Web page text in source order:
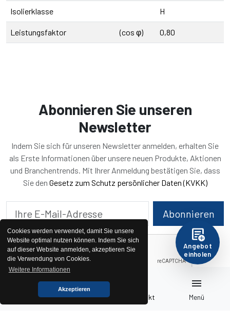
Cookies werden verwendet, damit Sie unsere
Website optimal nutzen können. Indem Sie sich
auf dieser Website anmelden, akzeptieren Sie
die Verwendung von Cookies.
Weitere Informationen
Akzeptieren
Isolierklasse H
Leistungsfaktor (cos φ) 0,80
add_notes
Angebot
einholen
Abonnieren Sie unseren
Newsletter
Indem Sie sich für unseren Newsletter anmelden, erhalten Sie
als Erste Informationen über unsere neuen Produkte, Aktionen
und Branchentrends. Mit Ihrer Anmeldung bestätigen Sie, dass
Sie den Gesetz zum Schutz persönlicher Daten (KVKK)
Abonnieren
home
Startseite
pallet
Generatoren Kontakt
menu
Menü